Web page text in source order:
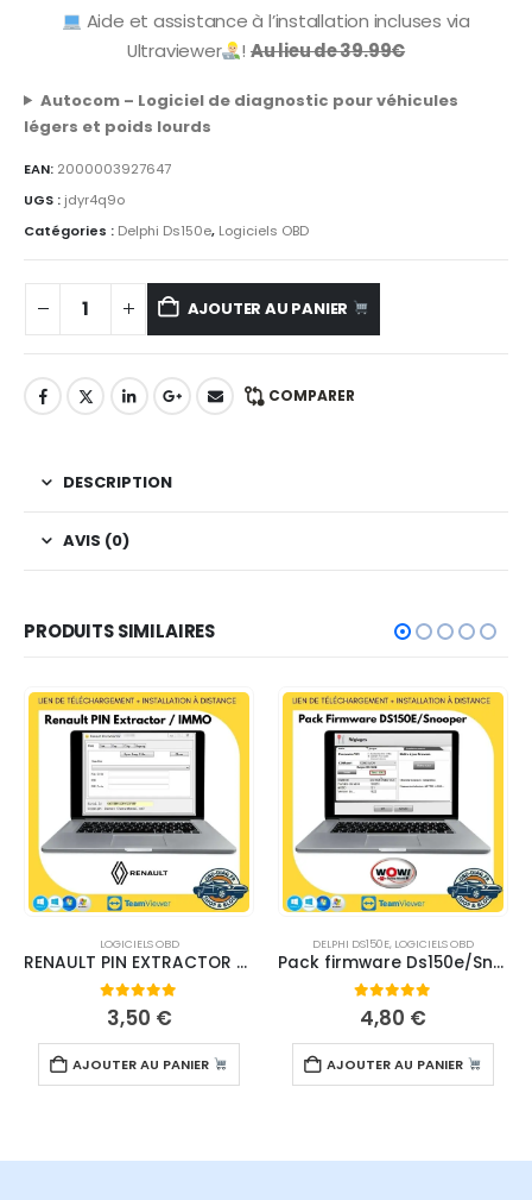
Aide et assistance à l’installation incluses via
Ultraviewer
! Au lieu de 39.99€
Autocom – Logiciel de diagnostic pour véhicules
légers et poids lourds
EAN: 2000003927647
UGS : jdyr4q9o
Catégories : Delphi Ds150e, Logiciels OBD
AJOUTER AU PANIER
COMPARER
DESCRIPTION
AVIS (0)
PRODUITS SIMILAIRES
LOGICIELS OBD
RENAULT PIN EXTRACTOR / IMMO REPAIR – TÉLÉCHARGEMENT
0sur 5
3,50 €
AJOUTER AU PANIER
DELPHI DS150E, LOGICIELS OBD
Pack firmware Ds150e/Snooper – Téléchargement
sur 5
4,80 €
AJOUTER AU PANIER